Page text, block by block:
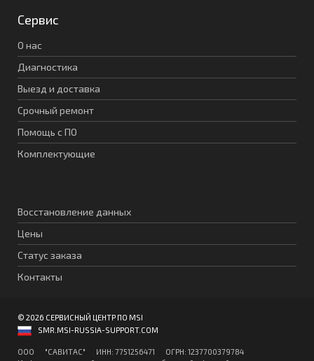
Сервис
О нас
Диагностика
Выезд и доставка
Срочный ремонт
Помощь с ПО
Комплектующие
Восстановление данных
Цены
Статус заказа
Контакты
© 2026 СЕРВИСНЫЙ ЦЕНТР ПО MSI
SMR.MSI-RUSSIA-SUPPORT.COM
ООО "CАВИТAC" ИНН: 7751256471 ОГPН: 1237700379784